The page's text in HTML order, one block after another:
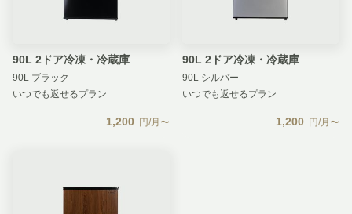
90L 2ドア冷凍・冷蔵庫
90L ブラック
いつでも返せるプラン
1,200 円/月〜
90L 2ドア冷凍・冷蔵庫
90L シルバー
いつでも返せるプラン
1,200 円/月〜